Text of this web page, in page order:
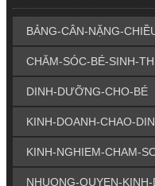
BẢNG-CÂN-NẶNG-
CHĂM-SÓC-BÉ-SINH-
DINH-DƯỠNG-CHO-BÉ
KINH-DOANH-CHAO-
KINH-NGHIEM-CHAM-
NHUONG-QUYEN-KINH-